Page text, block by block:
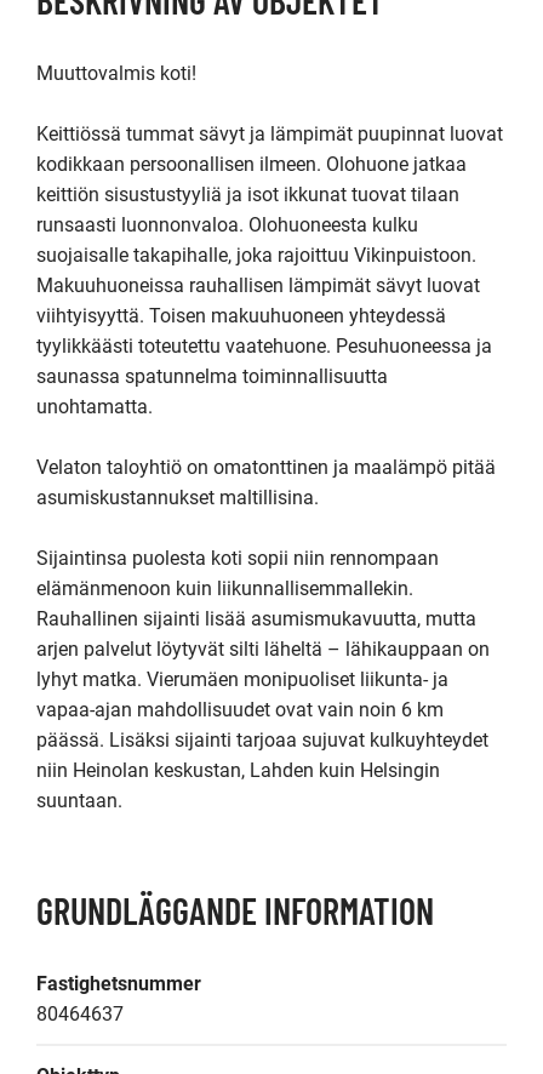
Muuttovalmis koti!
Keittiössä tummat sävyt ja lämpimät puupinnat luovat
kodikkaan persoonallisen ilmeen. Olohuone jatkaa
keittiön sisustustyyliä ja isot ikkunat tuovat tilaan
runsaasti luonnonvaloa. Olohuoneesta kulku
suojaisalle takapihalle, joka rajoittuu Vikinpuistoon.
Makuuhuoneissa rauhallisen lämpimät sävyt luovat
viihtyisyyttä. Toisen makuuhuoneen yhteydessä
tyylikkäästi toteutettu vaatehuone. Pesuhuoneessa ja
saunassa spatunnelma toiminnallisuutta
unohtamatta.
Velaton taloyhtiö on omatonttinen ja maalämpö pitää
asumiskustannukset maltillisina.
Sijaintinsa puolesta koti sopii niin rennompaan
elämänmenoon kuin liikunnallisemmallekin.
Rauhallinen sijainti lisää asumismukavuutta, mutta
arjen palvelut löytyvät silti läheltä – lähikauppaan on
lyhyt matka. Vierumäen monipuoliset liikunta- ja
vapaa-ajan mahdollisuudet ovat vain noin 6 km
päässä. Lisäksi sijainti tarjoaa sujuvat kulkuyhteydet
niin Heinolan keskustan, Lahden kuin Helsingin
suuntaan.
GRUNDLÄGGANDE INFORMATION
Fastighetsnummer
80464637